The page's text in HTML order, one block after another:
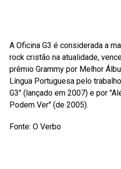
A Oficina G3 é considerada a
rock cristão na atualidade,
prêmio Grammy por Melhor
Língua Portuguesa pelo
G3" (lançado em 2007) e por
Podem Ver" (de 2005).
Fonte: O Verbo